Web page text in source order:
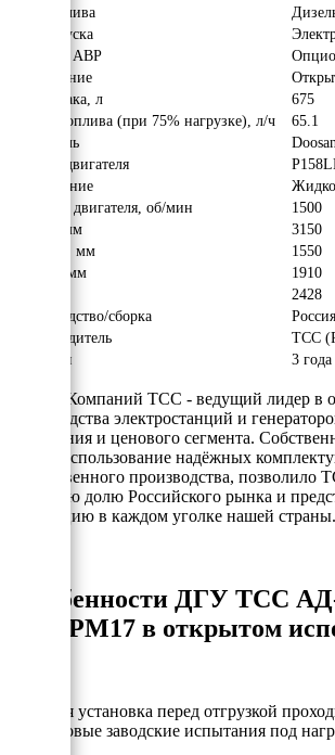
Вид топлива
Тип запуска
Наличие АВР
Исполнение
Объём бака, л
675
Расход топлива (при 75% нагрузке), л/ч
65.1
Двигатель
Doosan
Модель двигателя
Охлаждение
Обороты двигателя, об/мин
1500
Длина, мм
3150
Ширина, мм
1550
Высота, мм
1910
2428
Производство/сборка
Россия
Производитель
ТСС
Гарантия
3 года
Группа Компаний ТСС - ведущий лидер в
производства электростанций и
назначения и ценового сегмента.
цеха и использование надёжных
отечественного производства, позволило
заметную долю Российского рынка и
продукцию в каждом уголке нашей страны.
Особенности ДГУ ТСС
1РМ17 в открытом
- Каждая установка перед отгрузкой
двухчасовые заводские испытания под